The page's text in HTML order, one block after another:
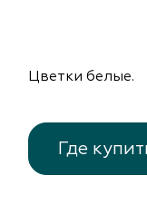
Цветки белые.
Где